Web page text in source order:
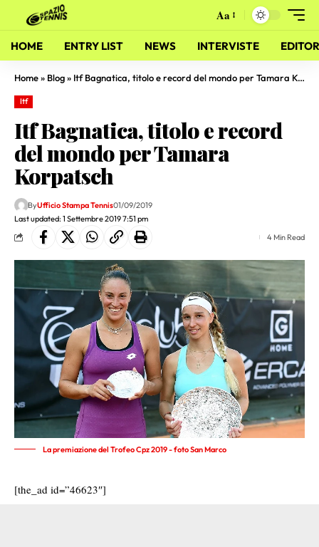
Aa
HOME ENTRY LIST NEWS INTERVISTE
Home» Blog» Itf Bagnatica, titolo e record del mondo per Tamara Korpatsch
Itf
Itf Bagnatica, titolo e record
del mondo per Tamara
Korpatsch
Last updated: 1 Settembre 2019 7:51 pm
ByUfficio Stampa Tennis01/09/2019
4 Min Read
La premiazione del Trofeo Cpz 2019 - foto San Marco
[the_ad id=”46623″]